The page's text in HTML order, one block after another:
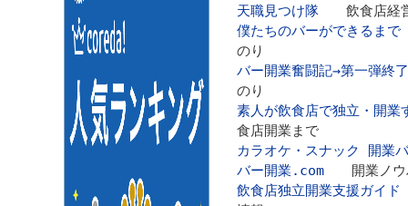
天職見つけ隊 飲食店経営
僕たちのバーができるまで
のり
バー開業奮闘記→第一弾終了
のり
素人が飲食店で独立・開業
食店開業まで
カラオケ・スナック 開業
バー開業.com 開業ノウ
飲食店独立開業支援ガイド